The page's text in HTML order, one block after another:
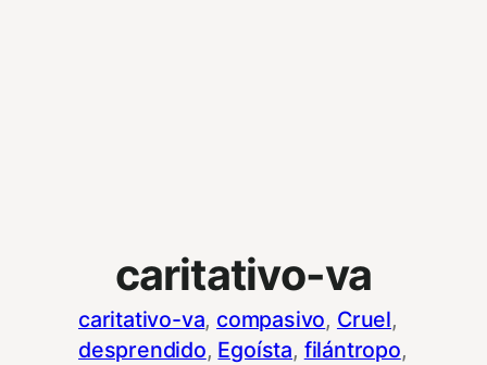
caritativo-va
caritativo-va, compasivo, Cruel
desprendido, Egoísta, filántropo